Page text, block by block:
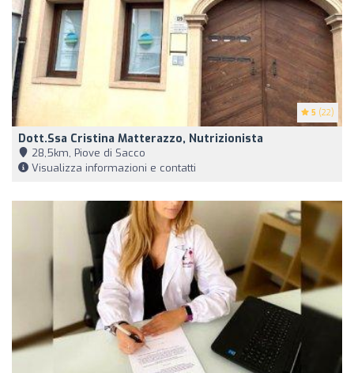
5 (22)
Dott.ssa Cristina Matterazzo, Nutrizionista
28,5km, Piove di Sacco
Visualizza informazioni e contatti